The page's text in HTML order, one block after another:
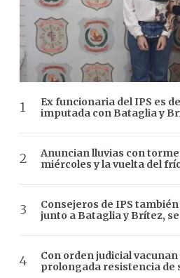
Ex funcionaria del IPS es
imputada con Bataglia y
Anuncian lluvias con
miércoles y la vuelta del
Consejeros de IPS
junto a Bataglia y Brítez,
Con orden judicial
prolongada resistencia de